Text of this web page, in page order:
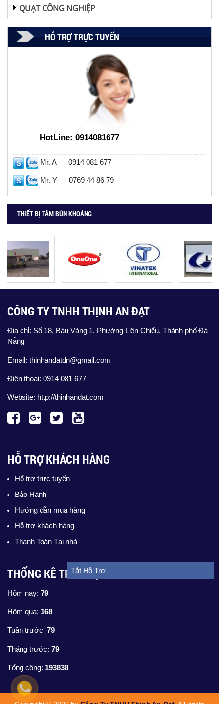
QUẠT CÔNG NGHIỆP
HỖ TRỢ TRỰC TUYẾN
HotLine:0914081677
Mr. A 0914 081 677
Mr. Y 0769 44 86 79
THIẾT BỊ TẮM BÙN KHOÁNG
CÔNG TY TNHH THỊNH AN ĐẠT
Địa chỉ: Số 18, Bàu Vàng 1, Phường Liên Chiểu, Thành phố Đà
Nẵng
Email: thinhandatdn@gmail.com
Điện thoại: 0914 081 677
Website: http://thinhandat.com
HỖ TRỢ KHÁCH HÀNG
Hổ trợ trực tuyến
Bảo Hành
Hướng dẫn mua hàng
Hỗ trợ khách hàng
Thanh Toán Tại nhà
THỐNG KÊ TRUY CẬP
Hôm nay: 79
Hôm qua: 168
Tuần trước: 79
Tháng trước: 79
Tổng cộng: 193838
Tắt Hỗ Trợ